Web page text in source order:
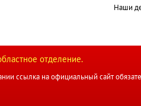
Наши
отделение.
ссылка на официальный сайт